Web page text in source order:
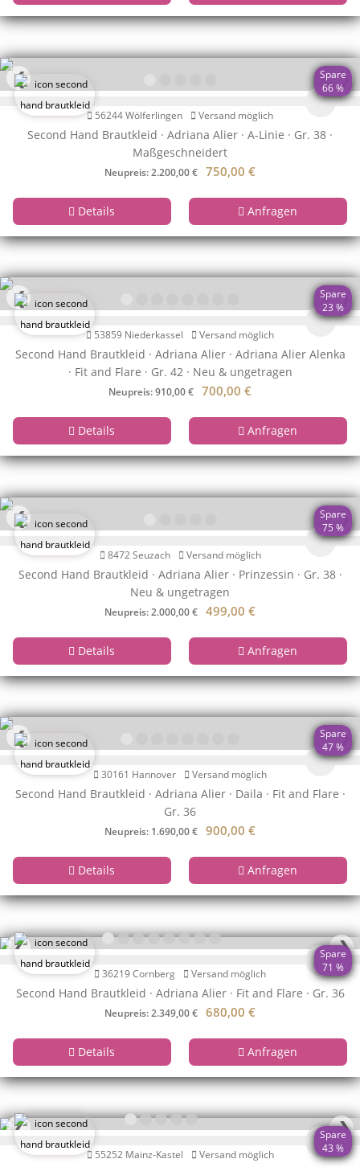
Spare
66 %
❮ ❯
56244 Wölferlingen Versand möglich
Second Hand Brautkleid · Adriana Alier · A-Linie · Gr. 38 ·
Maßgeschneidert
Neupreis: 2.200,00 € 750,00 €
Details Anfragen
Spare
23 %
❮ ❯
53859 Niederkassel Versand möglich
Second Hand Brautkleid · Adriana Alier · Adriana Alier Alenka
· Fit and Flare · Gr. 42 · Neu & ungetragen
Neupreis: 910,00 € 700,00 €
Details Anfragen
Spare
75 %
❮ ❯
8472 Seuzach Versand möglich
Second Hand Brautkleid · Adriana Alier · Prinzessin · Gr. 38 ·
Neu & ungetragen
Neupreis: 2.000,00 € 499,00 €
Details Anfragen
Spare
47 %
❮ ❯
30161 Hannover Versand möglich
Second Hand Brautkleid · Adriana Alier · Daila · Fit and Flare ·
Gr. 36
Neupreis: 1.690,00 € 900,00 €
Details Anfragen
Spare
71 %
❮ ❯
36219 Cornberg Versand möglich
Second Hand Brautkleid · Adriana Alier · Fit and Flare · Gr. 36
Neupreis: 2.349,00 € 680,00 €
Details Anfragen
Spare
43 %
❮ ❯
55252 Mainz-Kastel Versand möglich